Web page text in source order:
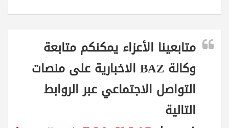
متابعينا الأعزاء يمكنكم متابعة
وكالة BAZ الاخبارية على منصات
التواصل الاجتماعي عبر الروابط
التالية